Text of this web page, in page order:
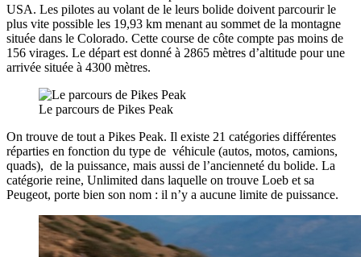
USA. Les pilotes au volant de le leurs bolide doivent parcourir le
plus vite possible les 19,93 km menant au sommet de la montagne
située dans le Colorado. Cette course de côte compte pas moins de
156 virages. Le départ est donné à 2865 mètres d’altitude pour une
arrivée située à 4300 mètres.
Le parcours de Pikes Peak
On trouve de tout a Pikes Peak. Il existe 21 catégories différentes
réparties en fonction du type de véhicule (autos, motos, camions,
quads), de la puissance, mais aussi de l’ancienneté du bolide. La
catégorie reine, Unlimited dans laquelle on trouve Loeb et sa
Peugeot, porte bien son nom : il n’y a aucune limite de puissance.